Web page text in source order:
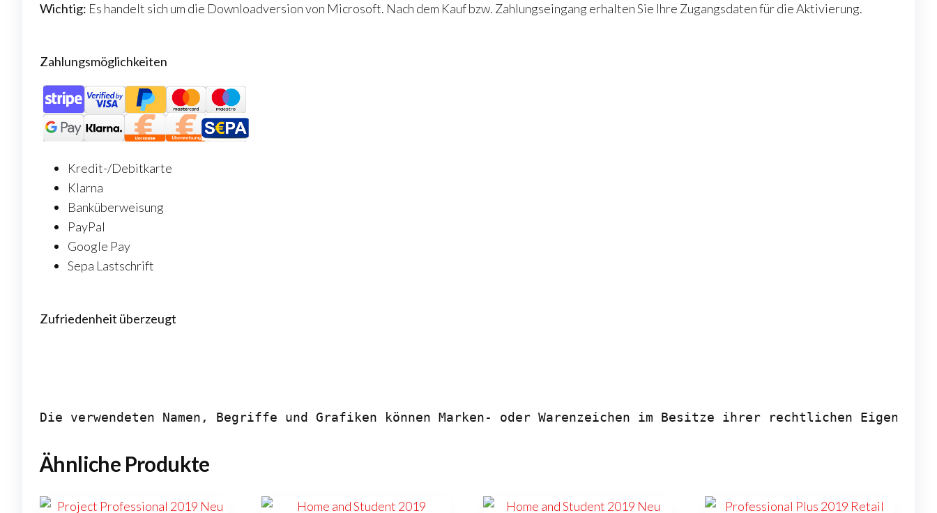
Wichtig: Es handelt sich um die Downloadversion von Microsoft. Nach dem Kauf bzw. Zahlungseingang erhalten Sie Ihre Zugangsdaten für die Aktivierung.
Zahlungsmöglichkeiten
Kredit-/Debitkarte
Klarna
Banküberweisung
PayPal
Google Pay
Sepa Lastschrift
Zufriedenheit überzeugt
Die verwendeten Namen, Begriffe und Grafiken können Marken- oder Warenzeichen im Besitze ihrer rechtlichen
Ähnliche Produkte